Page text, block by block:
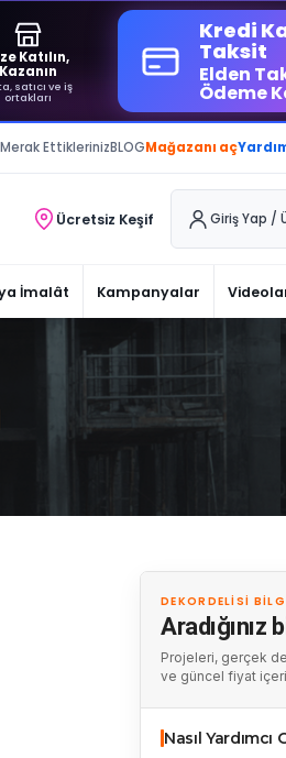
Katılın,
Kazanın
satıcı ve iş
ortakları
Kredi
Taksit
Elden
Ödeme
Merak EttiklerinizBLOGMağazanı aç
Ücretsiz Keşif Giriş Yap /
İmalât Kampanyalar
DEKORDELISI
Aradığınız
Projeleri, gerçek
ve güncel fiyat
Nasıl Yardımcı